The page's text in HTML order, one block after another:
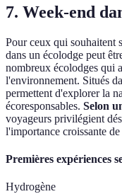
7. Week-end
Pour ceux qui souhaitent
dans un écolodge peut
nombreux écolodges qui
l'environnement. Situés
permettent d'explorer la
écoresponsables. Selon
voyageurs privilégient
l'importance croissante
Premières expériences
Hydrogène